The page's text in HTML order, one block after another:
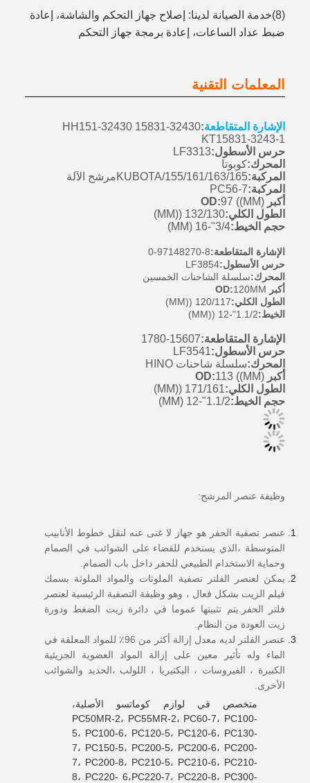
(8)خدمة الصيانة لدينا: إصلاح جهاز التحكم والشاشة، إعادة
ضبط عداد الساعات، إعادة برمجة جهاز التحكم
المعلمات التقنية
الإشارة المتقاطعة:
HH151-32430 15831-32430
KT15831-3243-1
حرس الأسطول:LF3313
المحرك:كوبوتا
المركبة:KUBOTA/155/161/163/165مرشح الآلة
المركبة:PC56-7
أكبر OD: 97 ((MM)
الطول الكلي:132/130 ((MM)
حجم الخيط:3/4"-16 (MM)
الإشارة المتقاطعة:8-97148270-0
حرس الأسطول:LF3854
المحرك:سلسلة الشاحنات الخمسين
أكبر OD: 120MM
الطول الكلي:120/117 ((MM)
الخيط:1.1/2"-12 ((MM)
الإشارة المتقاطعة:15607-1780
حرس الأسطول:LF3541
المحرك:سلسلة شاحنات HINO
أكبر OD: 113 ((MM)
الطول الكلي:171/161 ((MM)
حجم الخيط:1.1/2"-12 (MM)
وظيفة عنصر المرشح:
عنصر تصفية الحفر هو جهاز لا غنى عنه لنقل خطوط الأنابيب
المتوسطة ،الذي يستخدم للقضاء على الشوائب في الصمام
وحماية الاستخدام الطبيعي للحفر داخل باب الصمام.
يمكن لعنصر الفلتر تصفية الملوثات والمواد الملوثة بسمك
فيلم الزيت بشكل فعال ، وهو وظيفة التصفية الرئيسية لعنصر
فلتر الحفر.يتم تثبيتها عموما في دائرة زيت الضغط ودورة
زيت العودة من النظام.
عنصر الفلتر لديه معدل إزالة أكثر من 96٪ للمواد المعلقة في
الماء وله تأثير معين على إزالة المواد العضوية الجزيئية
الكبيرة ، الفيروسات ، البكتيريا ، اللولب ،الحديد والشوائب
الأخرى.
متخصص في لوازم كوماتسو الأصلية،
PC50MR-2، PC55MR-2، PC60-7، PC100-
5، PC100-6، PC120-5، PC120-6، PC130-
7، PC150-5، PC200-5، PC200-6، PC200-
7، PC200-8، PC210-5، PC210-6، PC210-
8، PC220- 6،PC220-7، PC220-8، PC300-